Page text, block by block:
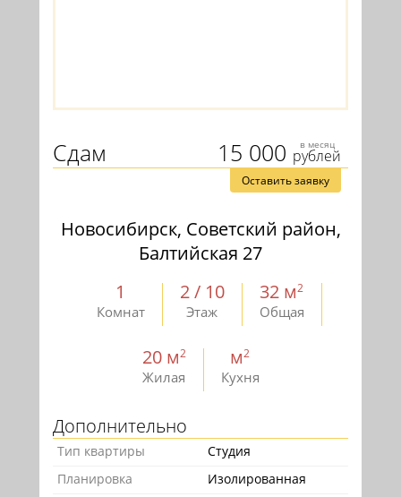
15 000 в месяц
рублей
Сдам
Оставить заявку
Новосибирск, Советский район,
Балтийская 27
1
Комнат
2 / 10
Этаж
32 м2
Общая
20 м2
Жилая
м2
Кухня
Дополнительно
Тип квартиры
Студия
Планировка
Изолированная